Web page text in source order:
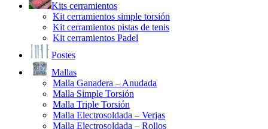
Kits cerramientos
Kit cerramientos simple torsión
Kit cerramientos pistas de tenis
Kit cerramientos Padel
Postes
Mallas
Malla Ganadera – Anudada
Malla Simple Torsión
Malla Triple Torsión
Malla Electrosoldada – Verjas
Malla Electrosoldada – Rollos